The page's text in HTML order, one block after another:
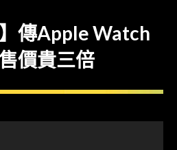
傳Apple Watch
價貴三倍